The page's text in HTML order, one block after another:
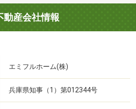
動産会社情報
エミフルホーム(株)
兵庫県知事（1）第012344号